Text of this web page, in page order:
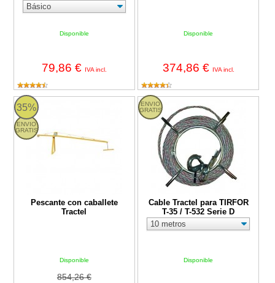
Disponible
79,86 € IVA incl.
Disponible
374,86 € IVA incl.
35%
ENVIO
GRATIS
Pescante con caballete
Tractel
Disponible
854,26 €
Pescante con caballete Tractel
ENVIO
GRATIS
Cable Tractel para TIRFOR
T-35 / T-532 Serie D
Disponible
Cable Tractel para TIRFOR T-35